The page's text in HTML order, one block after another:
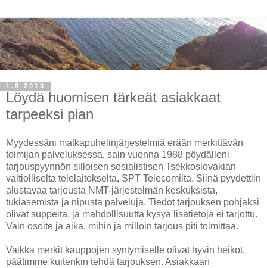
1.8.2013
Löydä huomisen tärkeät asiakkaat
tarpeeksi pian
Myydessäni matkapuhelinjärjestelmiä erään merkittävän
toimijan palveluksessa, sain vuonna 1988 pöydälleni
tarjouspyynnön silloisen sosialistisen Tsekkoslovakian
valtiolliselta telelaitokselta, SPT Telecomilta. Siinä pyydettiin
alustavaa tarjousta NMT-järjestelmän keskuksista,
tukiasemista ja nipusta palveluja. Tiedot tarjouksen pohjaksi
olivat suppeita, ja mahdollisuutta kysyä lisätietoja ei tarjottu.
Vain osoite ja aika, mihin ja milloin tarjous piti toimittaa.
Vaikka merkit kauppojen syntymiselle olivat hyvin heikot,
päätimme kuitenkin tehdä tarjouksen. Asiakkaan